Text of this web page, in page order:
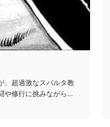
、超過激なスパルタ教
や修行に挑みながら男